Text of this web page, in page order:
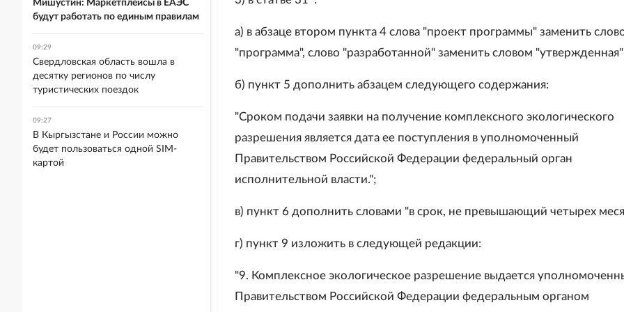
а) в абзаце втором пункта 4 слова "проект программы" заменить
"программа", слово "разработанной" заменить словом
б) пункт 5 дополнить абзацем следующего содержания:
"Сроком подачи заявки на получение комплексного экологического
разрешения является дата ее поступления в уполномоченный
Правительством Российской Федерации федеральный орган
исполнительной власти.";
в) пункт 6 дополнить словами "в срок, не превышающий четырех
г) пункт 9 изложить в следующей редакции:
"9. Комплексное экологическое разрешение выдается
Правительством Российской Федерации федеральным органом
Мишустин: Маркетплейсы в ЕАЭС
будут работать по единым правилам
09:29
Свердловская область вошла в
десятку регионов по числу
туристических поездок
09:27
В Кыргызстане и России можно
будет пользоваться одной SIM-
картой